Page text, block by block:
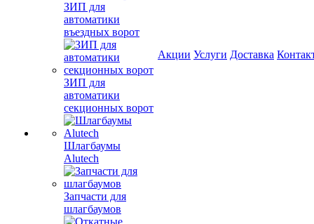
ЗИП для
автоматики
въездных ворот
ЗИП для
автоматики
секционных ворот
Шлагбаумы
Alutech
Запчасти для
шлагбаумов
Акции Услуги Доставка